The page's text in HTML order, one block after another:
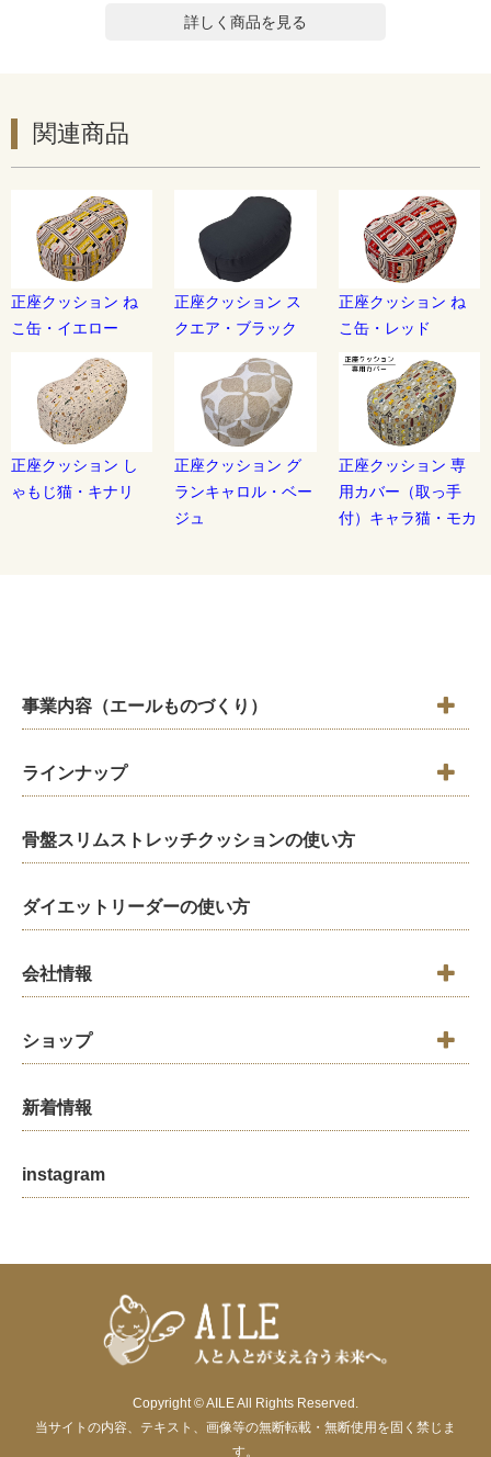
詳しく商品を見る
関連商品
正座クッション ね
こ缶・イエロー
正座クッション ス
クエア・ブラック
正座クッション ね
こ缶・レッド
正座クッション し
ゃもじ猫・キナリ
正座クッション グ
ランキャロル・ベー
ジュ
正座クッション 専
用カバー（取っ手
付）キャラ猫・モカ
事業内容（エールものづくり）
ラインナップ
骨盤スリムストレッチクッションの使い方
ダイエットリーダーの使い方
会社情報
ショップ
新着情報
instagram
Copyright © AILE All Rights Reserved.
当サイトの内容、テキスト、画像等の無断転載・無断使用を固く禁じま
す。